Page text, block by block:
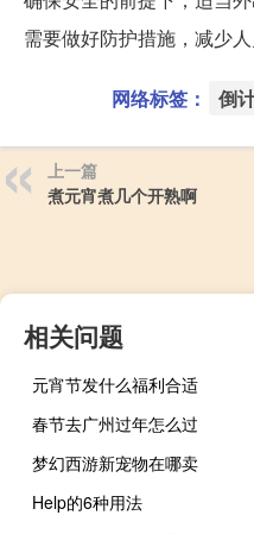
需要做好防护措施，减少人
网络标签： 倒
上一篇
煮元宵煮几个开熟啊
相关问题
元宵节发什么福利合适
春节去广州过年怎么过
梦幻西游新宠物在哪卖
Help的6种用法